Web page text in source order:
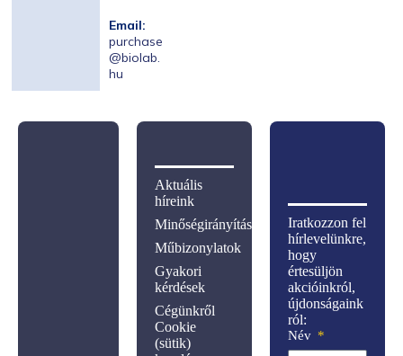
Email:
purchase
@biolab.
hu
Iratkozzon fel
hírlevelünkre,
hogy
értesüljön
akcióinkról,
újdonságaink
ról:
Név
Aktuális
híreink
Minőségirányítás
Műbizonylatok
Gyakori
kérdések
Cégünkről
Cookie
(sütik)